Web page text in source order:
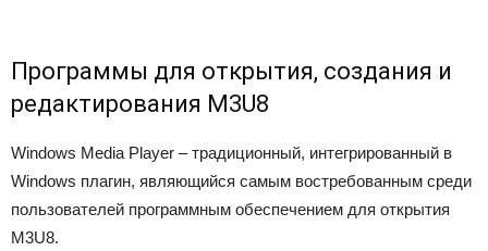
Программы для открытия, создания и
редактирования M3U8
Windows Media Player – традиционный, интегрированный в
Windows плагин, являющийся самым востребованным среди
пользователей программным обеспечением для открытия
M3U8.